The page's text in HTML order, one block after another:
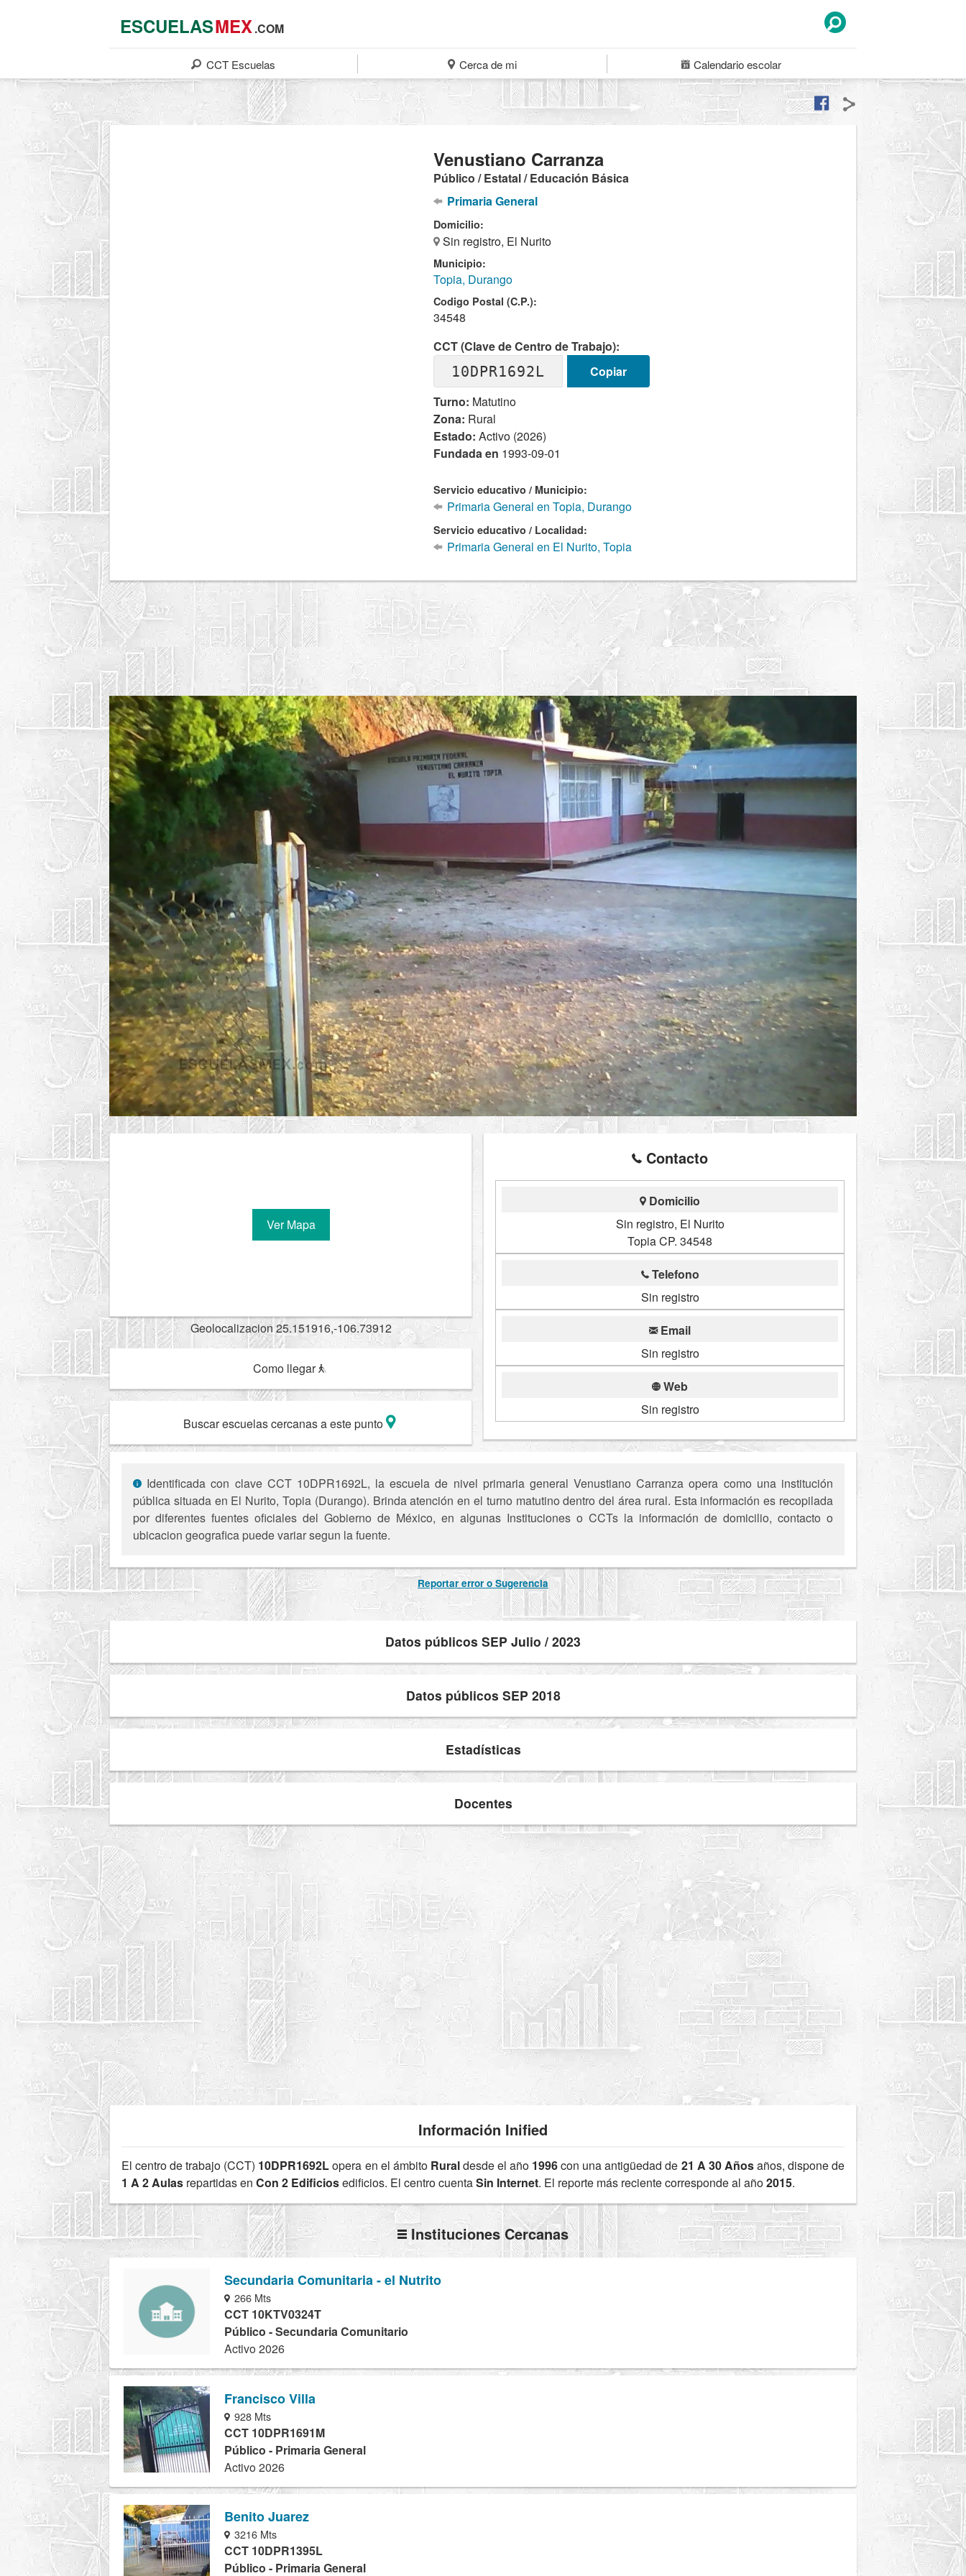
ESCUELASMEX.COM
CCT Escuelas Cerca de mi Calendarioescolar
Venustiano Carranza
Público / Estatal / Educación Básica
Primaria General
Domicilio:
Sin registro, El Nurito
Municipio:
Topia, Durango
Codigo Postal (C.P.):
34548
CCT (Clave de Centro de Trabajo):
10DPR1692L
Copiar
Turno: Matutino
Zona: Rural
Estado: Activo (2026)
Fundada en 1993-09-01
Servicio educativo / Municipio:
Primaria General en Topia, Durango
Servicio educativo / Localidad:
Primaria General en El Nurito, Topia
Ver Mapa
Geolocalizacion 25.151916,-106.73912
Como llegar
Buscar escuelas cercanas a este punto
Contacto
Domicilio
Sin registro, El Nurito
Topia CP. 34548
Telefono
Sin registro
Email
Sin registro
Web
Sin registro
Identificada con clave CCT 10DPR1692L, la escuela de nivel primaria general Venustiano Carranza opera como una institución
pública situada en El Nurito, Topia (Durango). Brinda atención en el turno matutino dentro del área rural. Esta información es recopilada
por diferentes fuentes oficiales del Gobierno de México, en algunas Instituciones o CCTs la información de domicilio, contacto o
ubicacion geografica puede variar segun la fuente.
Reportar error o Sugerencia
Datos públicos SEP Julio / 2023
Datos públicos SEP 2018
Estadísticas
Docentes
Información Inified
El centro de trabajo (CCT) 10DPR1692Lopera en el ámbito Ruraldesde el año 1996con una antigüedad de 21 A 30 Añosaños, dispone de
1 A 2 Aulas repartidas en Con 2 Edificiosedificios. El centro cuentaSin Internet. El reporte más reciente corresponde al año2015.
Instituciones Cercanas
Secundaria Comunitaria - el Nutrito
266 Mts
CCT 10KTV0324T
Público - Secundaria Comunitario
Activo 2026
Francisco Villa
928 Mts
CCT 10DPR1691M
Público - Primaria General
Activo 2026
Benito Juarez
3216 Mts
CCT 10DPR1395L
Público - Primaria General